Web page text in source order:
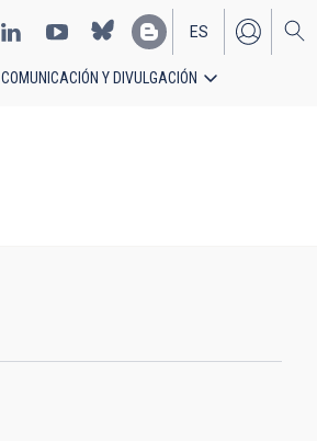
EN
ES
COMUNICACIÓN Y DIVULGACIÓN